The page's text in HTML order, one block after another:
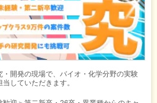
・開発の現場で、バイオ・化学分野の実験
していただきます。